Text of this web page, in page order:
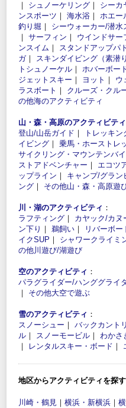
｜ シュノーケリング ｜ シーカ
ンスポーツ ｜ 海水浴 ｜ ホエー
釣り堀 ｜ シーウォーカー/潜水
｜ サーフィン ｜ ウインドサー
ンスイム ｜ スタンドアップパ
ガ｜ スキンダイビング（素潜り
トシュノーケル ｜ ホバーボー
ジェットスキー ｜ ヨット ｜ ウ
ラスボート ｜ クルーズ・クル
の他海のアクティビティ
山・森・高原のアクティビティ
登山/山岳ガイド ｜ トレッキ
イビング ｜ 乗馬・ホーストレ
サイクリング・マウンテンバ
ストアドベンチャー ｜ エコツ
ップライン ｜ キャンプ/グラン
ング ｜ その他山・森・高原遊
川・湖のアクティビティ ：
ラフティング ｜ カヤック/カヌ
ン下り ｜ 鵜飼い ｜ リバーボ
イクSUP ｜ シャワークライミ
の他川遊び/湖遊び
空のアクティビティ ：
パラグライダー/ハンググライ
｜ その他大空で遊ぶ
雪のアクティビティ ：
スノーシュー ｜ バックカント
ル ｜ スノーモービル ｜ わかさ
｜
レンタルスキー・ボード ｜
地区からアクティビティを探す
川崎・鶴見 ｜ 横浜・新横浜 ｜